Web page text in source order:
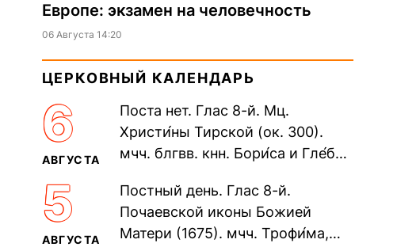
Европе: экзамен на человечность
06 Августа 14:20
ЦЕРКОВНЫЙ КАЛЕНДАРЬ
6
АВГУСТА
Поста нет. Глас 8-й. Мц.
Христи́ны Тирской (ок. 300).
мчч. блгвв. кнн. Бори́са и Гле́ба,
Дави́да (1015). Прп....
5
АВГУСТА
Постный день. Глас 8-й.
Почаевской иконы Божией
Матери (1675). мчч. Трофи́ма,